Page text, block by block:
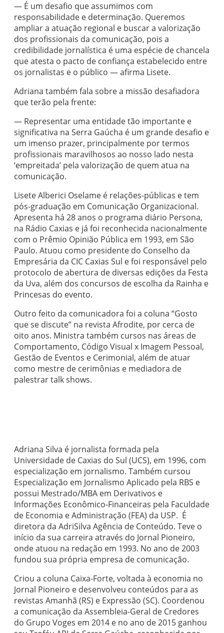
— É um desafio que assumimos com
responsabilidade e determinação. Queremos
ampliar a atuação regional e buscar a valorização
dos profissionais da comunicação, pois a
credibilidade jornalística é uma espécie de chancela
que atesta o pacto de confiança estabelecido entre
os jornalistas e o público — afirma Lisete.
Adriana também fala sobre a missão desafiadora
que terão pela frente:
— Representar uma entidade tão importante e
significativa na Serra Gaúcha é um grande desafio e
um imenso prazer, principalmente por termos
profissionais maravilhosos ao nosso lado nesta
‘empreitada’ pela valorização de quem atua na
comunicação.
Lisete Alberici Oselame é relações-públicas e tem
pós-graduação em Comunicação Organizacional.
Apresenta há 28 anos o programa diário Persona,
na Rádio Caxias e já foi reconhecida nacionalmente
com o Prêmio Opinião Pública em 1993, em São
Paulo. Atuou como presidente do Conselho da
Empresária da CIC Caxias Sul e foi responsável pelo
protocolo de abertura de diversas edições da Festa
da Uva, além dos concursos de escolha da Rainha e
Princesas do evento.
Outro feito da comunicadora foi a coluna “Gosto
que se discute” na revista Afrodite, por cerca de
oito anos. Ministra também cursos nas áreas de
Comportamento, Código Visual x Imagem Pessoal,
Gestão de Eventos e Cerimonial, além de atuar
como mestre de cerimônias e mediadora de
palestrar talk shows.
Adriana Silva é jornalista formada pela
Universidade de Caxias do Sul (UCS), em 1996, com
especialização em jornalismo. Também cursou
Especialização em Jornalismo Aplicado pela RBS e
possui Mestrado/MBA em Derivativos e
Informações Econômico-Financeiras pela Faculdade
de Economia e Administração (FEA) da USP. É
diretora da AdriSilva Agência de Conteúdo. Teve o
início da sua carreira através do Jornal Pioneiro,
onde atuou na redação em 1993. No ano de 2003
fundou sua própria empresa de comunicação.
Criou a coluna Caixa-Forte, voltada à economia no
Jornal Pioneiro e desenvolveu conteúdos para as
revistas Amanhã (RS) e Expressão (SC). Coordenou
a comunicação da Assembleia-Geral de Credores
do Grupo Voges em 2014 e no ano de 2015 ganhou